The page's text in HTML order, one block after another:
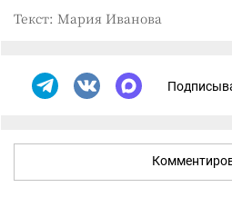
Текст: Мария Иванова